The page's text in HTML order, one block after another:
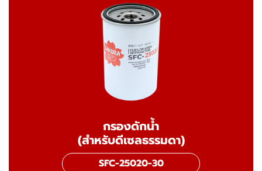
กรองดักน้ำ
(สำหรับดีเซลธรรมดา)
SFC-25020-30